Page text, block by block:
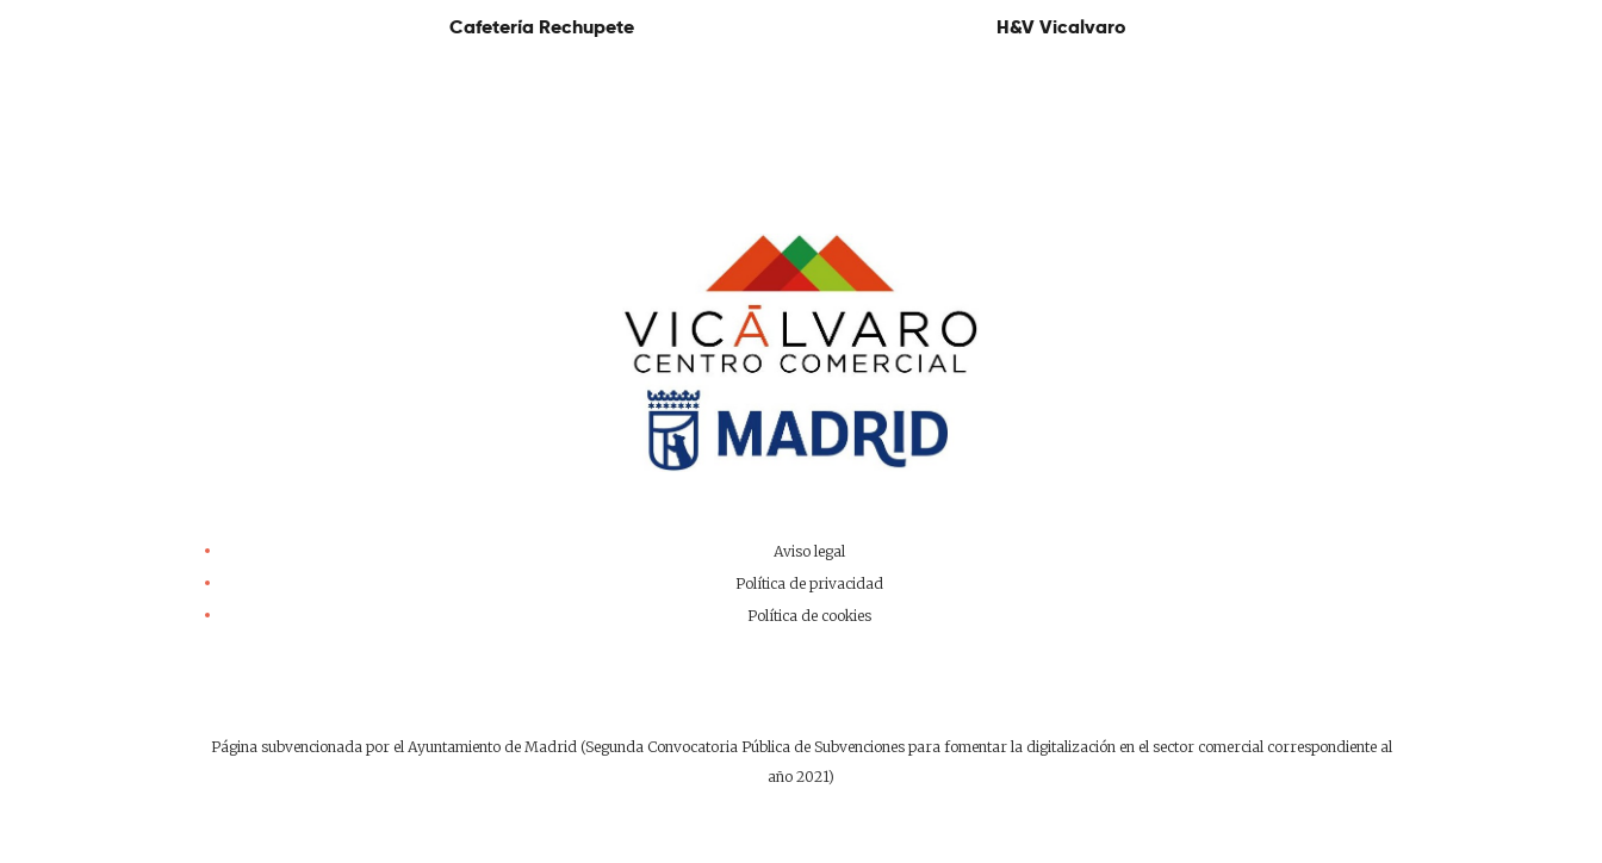
Cafetería Rechupete H&V Vicalvaro
Aviso legal
Política de privacidad
Política de cookies
Página subvencionada por el Ayuntamiento de Madrid (Segunda Convocatoria Pública de Subvenciones para fomentar la digitalización en el sector comercial correspondiente al
año 2021)